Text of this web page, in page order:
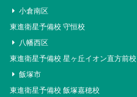
小倉南区
東進衛星予備校 守恒校
八幡西区
東進衛星予備校 星ヶ丘イオン直方前校
飯塚市
東進衛星予備校 飯塚嘉穂校